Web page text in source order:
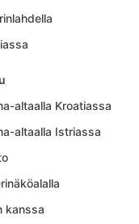
altaalla Kroatiassa
altaalla Istriassa
kanssa